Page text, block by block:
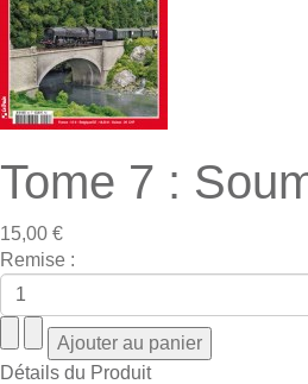
Tome 7 :
15,00 €
Remise :
Détails du Produit